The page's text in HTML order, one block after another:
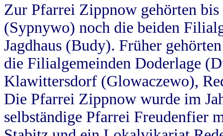
Zur Pfarrei Zippnow gehörten
(Sypnywo) noch die beiden
Jagdhaus (Budy). Früher
die Filialgemeinden Doderlage
Klawittersdorf (Glowaczewo),
Die Pfarrei Zippnow wurde im
selbständige Pfarrei Freudenfier